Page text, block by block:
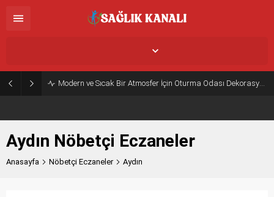
Modern ve Sıcak Bir Atmosfer İçin Oturma Odası Dekorasyon Önerileri
Aydın Nöbetçi Eczaneler
Anasayfa Nöbetçi Eczaneler Aydın